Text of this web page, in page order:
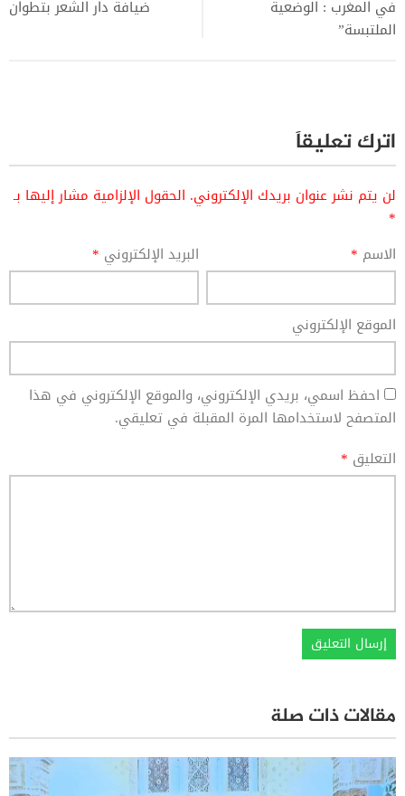
في المغرب : الوضعية
الملتبسة”
ضيافة دار الشعر بتطوان
اترك تعليقاً
لن يتم نشر عنوان بريدك الإلكتروني. الحقول الإلزامية مشار إليها بـ
*
الاسم * البريد الإلكتروني *
الموقع الإلكتروني
احفظ اسمي، بريدي الإلكتروني، والموقع الإلكتروني في هذا
المتصفح لاستخدامها المرة المقبلة في تعليقي.
التعليق *
مقالات ذات صلة